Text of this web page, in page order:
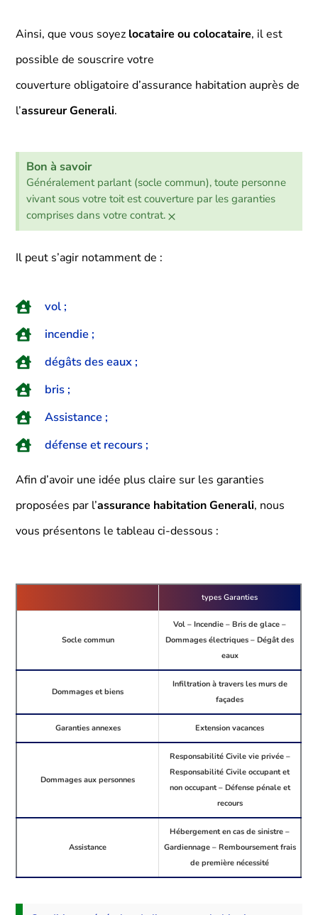
Ainsi, que vous soyez locataire ou colocataire, il est
possible de souscrire votre
couverture obligatoire d’assurance habitation auprès de
l’assureur Generali.
Bon à savoir
Généralement parlant (socle commun), toute personne
vivant sous votre toit est couverture par les garanties
comprises dans votre contrat. ×
Il peut s’agir notamment de :
vol ;
incendie ;
dégâts des eaux ;
bris ;
Assistance ;
défense et recours ;
Afin d’avoir une idée plus claire sur les garanties
proposées par l’assurance habitation Generali, nous
vous présentons le tableau ci-dessous :
types Garanties
Socle commun
Vol – Incendie – Bris de glace –
Dommages électriques – Dégât des
eaux
Dommages et biens
Infiltration à travers les murs de
façades
Garanties annexes Extension vacances
Dommages aux personnes
Responsabilité Civile vie privée –
Responsabilité Civile occupant et
non occupant – Défense pénale et
recours
Assistance
Hébergement en cas de sinistre –
Gardiennage – Remboursement frais
de première nécessité